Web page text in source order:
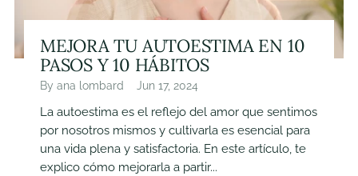
MEJORA TU AUTOESTIMA EN 10
PASOS Y 10 HÁBITOS
By ana lombard Jun 17, 2024
La autoestima es el reflejo del amor que sentimos
por nosotros mismos y cultivarla es esencial para
una vida plena y satisfactoria. En este artículo, te
explico cómo mejorarla a partir...